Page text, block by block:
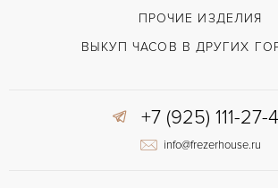
ПРОЧИЕ ИЗДЕЛИЯ
ВЫКУП ЧАСОВ В ДРУГИХ
+7 (925) 111-27-
info@frezerhouse.ru